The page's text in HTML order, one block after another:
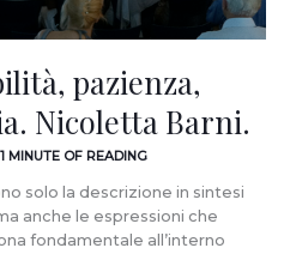
pazienza,
Nicoletta Barni.
1 MINUTE OF READING
solo la descrizione in sintesi
anche le espressioni che
fondamentale all’interno